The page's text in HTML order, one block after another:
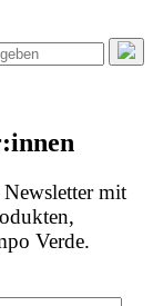
mit
Verde.